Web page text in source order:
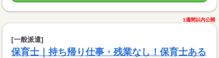
1週間以内公開
[一般派遣]
保育士｜持ち帰り仕事・残業なし！保育士ある